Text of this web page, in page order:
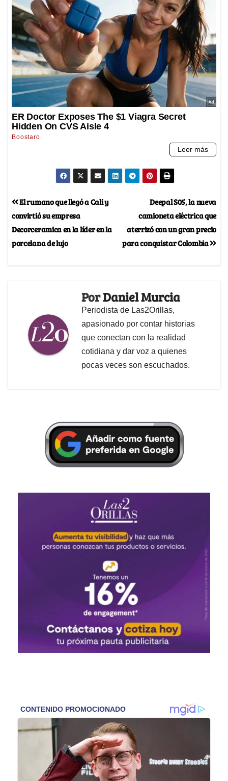
Deepal S05, la nueva
camioneta eléctrica que
aterrizó con un gran precio
para conquistar Colombia
El rumano que llegó a Cali y
convirtió su empresa
Decorceramica en la líder en la
porcelana de lujo
PorDaniel Murcia
Periodista de Las2Orillas,
apasionado por contar historias
que conectan con la realidad
cotidiana y dar voz a quienes
pocas veces son escuchados.